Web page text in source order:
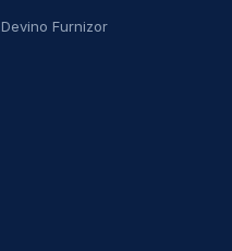
Devino Furnizor